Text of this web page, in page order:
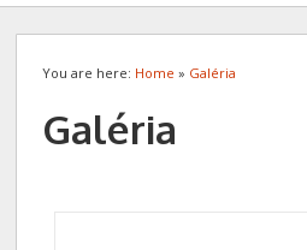
You are here: Home » Galéria
Galéria